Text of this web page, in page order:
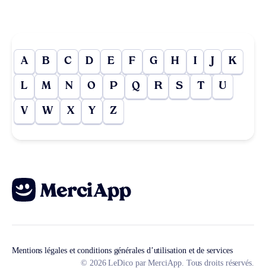
A B C D E F G H I J K
L M N O P Q R S T U
V W X Y Z
Mentions légales et conditions générales d’utilisation et de services
© 2026 LeDico par MerciApp. Tous droits réservés.